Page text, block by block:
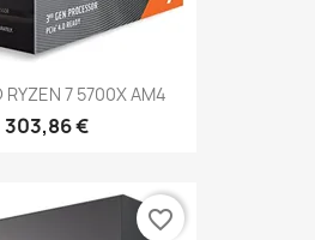
RYZEN 7 5700X AM4
303,86 €
favorite_border